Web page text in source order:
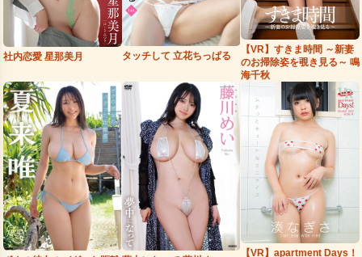
社内恋愛 星那美月 タッチして 立花ちっぱる
【VR】すきま時間 ～新妻
のお掃除姿を覗き見る～ 鳴
海千秋
【VR】apartment Days！